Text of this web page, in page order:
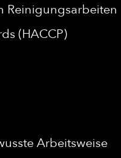
Reinigungsarbeiten
(HACCP)
Arbeitsweise